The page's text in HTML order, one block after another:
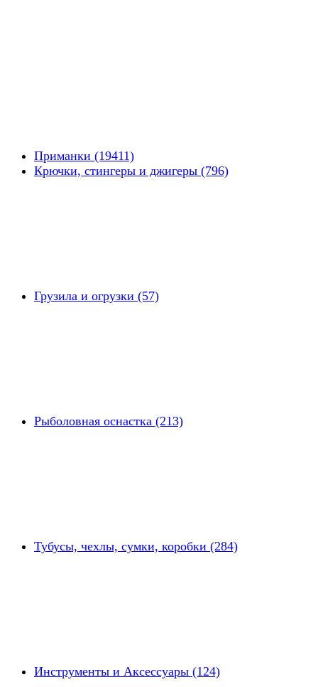
Приманки (19411)
Крючки, стингеры и джигеры (796)
Грузила и огрузки (57)
Рыболовная оснастка (213)
Тубусы, чехлы, сумки, коробки (284)
Инструменты и Аксессуары (124)